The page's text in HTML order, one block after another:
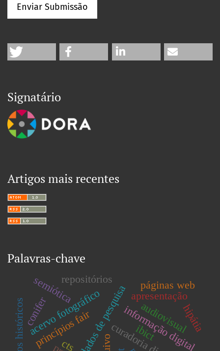
Enviar Submissão
Signatário
Artigos mais recentes
Palavras-chave
dados de pesquisainformação digital
princípios fair
apresentação
acervo fotográfico
semiótica
audiovisual
repositórios
cts
hipátia
ibict
páginas web
conifer